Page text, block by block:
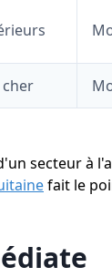
cher
secteur à
fait le